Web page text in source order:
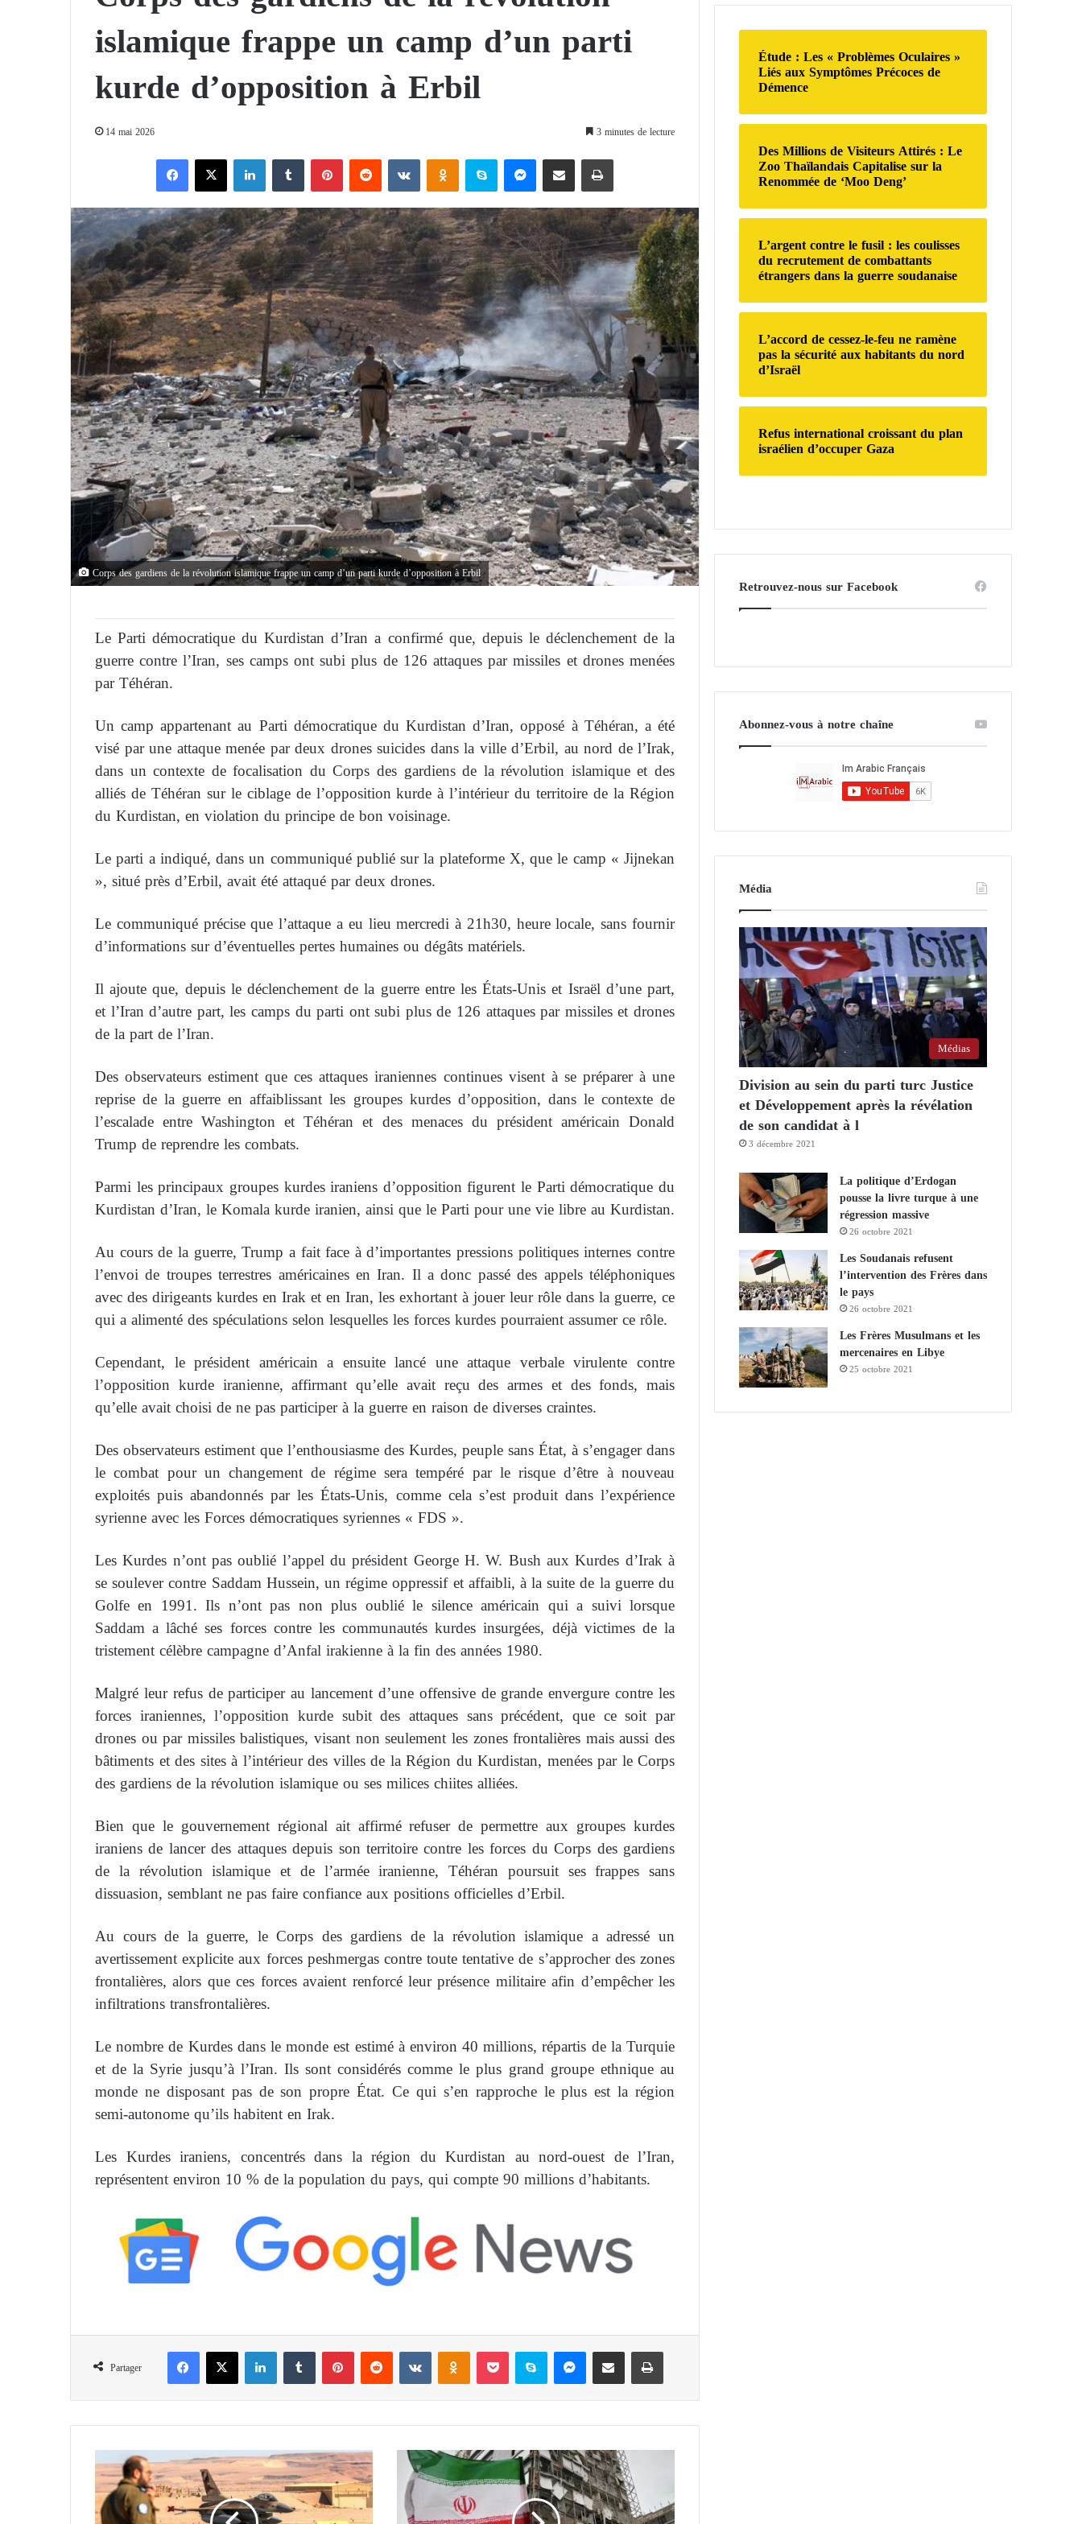
islamique frappe un camp d’un parti
kurde d’opposition à Erbil
14 mai 2026 3 minutes de lecture
X
Corps des gardiens de la révolution islamique frappe un camp d’un parti kurde d’opposition à Erbil
Le Parti démocratique du Kurdistan d’Iran a confirmé que, depuis le déclenchement de la
guerre contre l’Iran, ses camps ont subi plus de 126 attaques par missiles et drones menées
par Téhéran.
Un camp appartenant au Parti démocratique du Kurdistan d’Iran, opposé à Téhéran, a été
visé par une attaque menée par deux drones suicides dans la ville d’Erbil, au nord de l’Irak,
dans un contexte de focalisation du Corps des gardiens de la révolution islamique et des
alliés de Téhéran sur le ciblage de l’opposition kurde à l’intérieur du territoire de la Région
du Kurdistan, en violation du principe de bon voisinage.
Le parti a indiqué, dans un communiqué publié sur la plateforme X, que le camp « Jijnekan
», situé près d’Erbil, avait été attaqué par deux drones.
Le communiqué précise que l’attaque a eu lieu mercredi à 21h30, heure locale, sans fournir
d’informations sur d’éventuelles pertes humaines ou dégâts matériels.
Il ajoute que, depuis le déclenchement de la guerre entre les États-Unis et Israël d’une part,
et l’Iran d’autre part, les camps du parti ont subi plus de 126 attaques par missiles et drones
de la part de l’Iran.
Des observateurs estiment que ces attaques iraniennes continues visent à se préparer à une
reprise de la guerre en affaiblissant les groupes kurdes d’opposition, dans le contexte de
l’escalade entre Washington et Téhéran et des menaces du président américain Donald
Trump de reprendre les combats.
Parmi les principaux groupes kurdes iraniens d’opposition figurent le Parti démocratique du
Kurdistan d’Iran, le Komala kurde iranien, ainsi que le Parti pour une vie libre au Kurdistan.
Au cours de la guerre, Trump a fait face à d’importantes pressions politiques internes contre
l’envoi de troupes terrestres américaines en Iran. Il a donc passé des appels téléphoniques
avec des dirigeants kurdes en Irak et en Iran, les exhortant à jouer leur rôle dans la guerre, ce
qui a alimenté des spéculations selon lesquelles les forces kurdes pourraient assumer ce rôle.
Cependant, le président américain a ensuite lancé une attaque verbale virulente contre
l’opposition kurde iranienne, affirmant qu’elle avait reçu des armes et des fonds, mais
qu’elle avait choisi de ne pas participer à la guerre en raison de diverses craintes.
Des observateurs estiment que l’enthousiasme des Kurdes, peuple sans État, à s’engager dans
le combat pour un changement de régime sera tempéré par le risque d’être à nouveau
exploités puis abandonnés par les États-Unis, comme cela s’est produit dans l’expérience
syrienne avec les Forces démocratiques syriennes « FDS ».
Les Kurdes n’ont pas oublié l’appel du président George H. W. Bush aux Kurdes d’Irak à
se soulever contre Saddam Hussein, un régime oppressif et affaibli, à la suite de la guerre du
Golfe en 1991. Ils n’ont pas non plus oublié le silence américain qui a suivi lorsque
Saddam a lâché ses forces contre les communautés kurdes insurgées, déjà victimes de la
tristement célèbre campagne d’Anfal irakienne à la fin des années 1980.
Malgré leur refus de participer au lancement d’une offensive de grande envergure contre les
forces iraniennes, l’opposition kurde subit des attaques sans précédent, que ce soit par
drones ou par missiles balistiques, visant non seulement les zones frontalières mais aussi des
bâtiments et des sites à l’intérieur des villes de la Région du Kurdistan, menées par le Corps
des gardiens de la révolution islamique ou ses milices chiites alliées.
Bien que le gouvernement régional ait affirmé refuser de permettre aux groupes kurdes
iraniens de lancer des attaques depuis son territoire contre les forces du Corps des gardiens
de la révolution islamique et de l’armée iranienne, Téhéran poursuit ses frappes sans
dissuasion, semblant ne pas faire confiance aux positions officielles d’Erbil.
Au cours de la guerre, le Corps des gardiens de la révolution islamique a adressé un
avertissement explicite aux forces peshmergas contre toute tentative de s’approcher des zones
frontalières, alors que ces forces avaient renforcé leur présence militaire afin d’empêcher les
infiltrations transfrontalières.
Le nombre de Kurdes dans le monde est estimé à environ 40 millions, répartis de la Turquie
et de la Syrie jusqu’à l’Iran. Ils sont considérés comme le plus grand groupe ethnique au
monde ne disposant pas de son propre État. Ce qui s’en rapproche le plus est la région
semi-autonome qu’ils habitent en Irak.
Les Kurdes iraniens, concentrés dans la région du Kurdistan au nord-ouest de l’Iran,
représentent environ 10 % de la population du pays, qui compte 90 millions d’habitants.
Partager
Facebook X Linkedin Tumblr Pinterest Reddit VKontakte Odnoklassniki Pocket Skype Messenger Partager par email Imprimer
I
s
r
a
c
h
e
r
:
Étude : Les « Problèmes Oculaires »
Liés aux Symptômes Précoces de
Démence
Des Millions de Visiteurs Attirés : Le
Zoo Thaïlandais Capitalise sur la
Renommée de ‘Moo Deng’
L’argent contre le fusil : les coulisses
du recrutement de combattants
étrangers dans la guerre soudanaise
L’accord de cessez-le-feu ne ramène
pas la sécurité aux habitants du nord
d’Israël
Refus international croissant du plan
israélien d’occuper Gaza
Retrouvez-nous sur Facebook
Abonnez-vous à notre chaîne
Média
Médias
Division au sein du parti turc Justice
et Développement après la révélation
de son candidat à l
3 décembre 2021
La politique d’Erdogan
pousse la livre turque à une
régression massive
26 octobre 2021
Les Soudanais refusent
l’intervention des Frères dans
le pays
26 octobre 2021
Les Frères Musulmans et les
mercenaires en Libye
25 octobre 2021